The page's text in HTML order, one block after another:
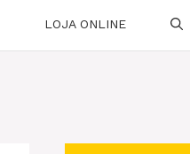
LOJA ONLINE